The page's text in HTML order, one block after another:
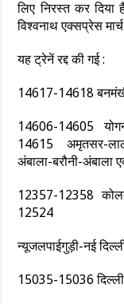
लिए निरस्त कर
विश्वनाथ एक्सप्रेस
यह ट्रेनें रद्द की गई :
14617-14618
14606-14605
14615 अमृतसर-
अंबाला-बरौनी-अंबाला
12357-12358
12524
न्यूजलपाईगुड़ी-नई
15035-15036